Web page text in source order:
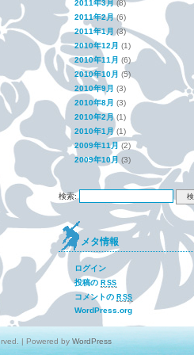
2011年3月 (8)
2011年2月(6)
2011年1月 (3)
2010年12月 (1)
2010年11月 (6)
2010年10月 (5)
2010年9月 (3)
2010年8月 (3)
2010年2月(1)
2010年1月(1)
2009年11月 (2)
2009年10月 (3)
検索:
メタ情報
ログイン
投稿の RSS
コメントの RSS
WordPress.org
| Powered by WordPress